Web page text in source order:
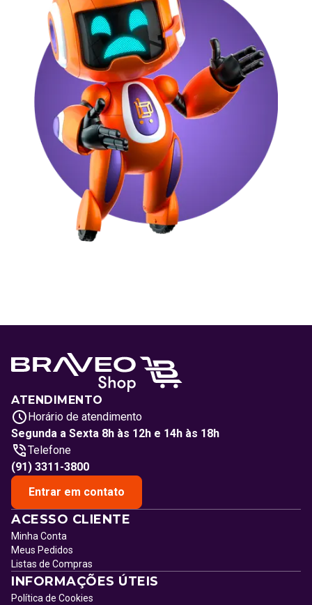
ATENDIMENTO
Horário de atendimento
Segunda a Sexta 8h às 12h e 14h às 18h
Telefone
(91) 3311-3800
Entrar em contato
ACESSO CLIENTE
Minha Conta
Meus Pedidos
Listas de Compras
INFORMAÇÕES ÚTEIS
Política de Cookies